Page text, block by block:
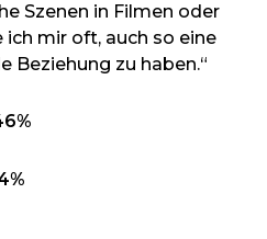
Szenen in Filmen oder
ich mir oft, auch so eine
Beziehung zu haben.“